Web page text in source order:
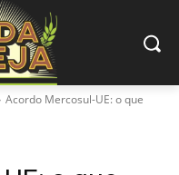
Acordo Mercosul-UE: o que